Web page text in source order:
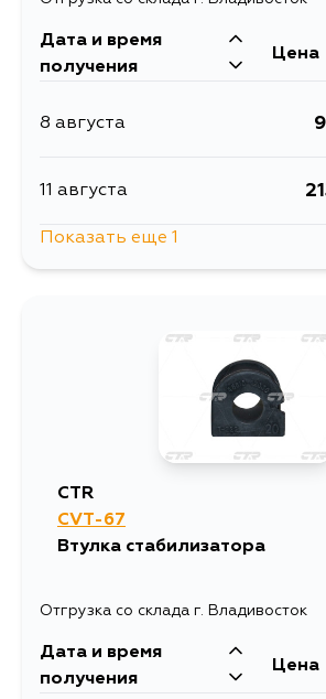
Дата и время
получения
Цена
8 августа
11 августа
Показать еще 1
CTR
CVT-67
Втулка стабилизатора
Отгрузка со склада г. Владивосток
Дата и время
получения
Цена